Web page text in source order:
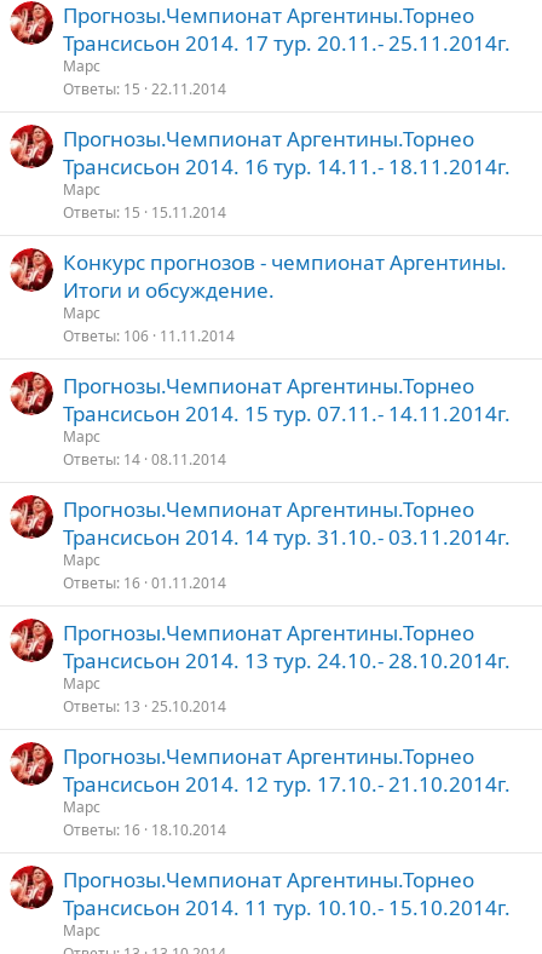
Прогнозы.Чемпионат Аргентины.Торнео
Трансисьон 2014. 17 тур. 20.11.- 25.11.2014г.
Марс
Ответы 15 22.11.2014
Прогнозы.Чемпионат Аргентины.Торнео
Трансисьон 2014. 16 тур. 14.11.- 18.11.2014г.
Марс
Ответы 15 15.11.2014
Конкурс прогнозов - чемпионат Аргентины.
Итоги и обсуждение.
Марс
Ответы 106 11.11.2014
Прогнозы.Чемпионат Аргентины.Торнео
Трансисьон 2014. 15 тур. 07.11.- 14.11.2014г.
Марс
Ответы 14 08.11.2014
Прогнозы.Чемпионат Аргентины.Торнео
Трансисьон 2014. 14 тур. 31.10.- 03.11.2014г.
Марс
Ответы 16 01.11.2014
Прогнозы.Чемпионат Аргентины.Торнео
Трансисьон 2014. 13 тур. 24.10.- 28.10.2014г.
Марс
Ответы 13 25.10.2014
Прогнозы.Чемпионат Аргентины.Торнео
Трансисьон 2014. 12 тур. 17.10.- 21.10.2014г.
Марс
Ответы 16 18.10.2014
Прогнозы.Чемпионат Аргентины.Торнео
Трансисьон 2014. 11 тур. 10.10.- 15.10.2014г.
Марс